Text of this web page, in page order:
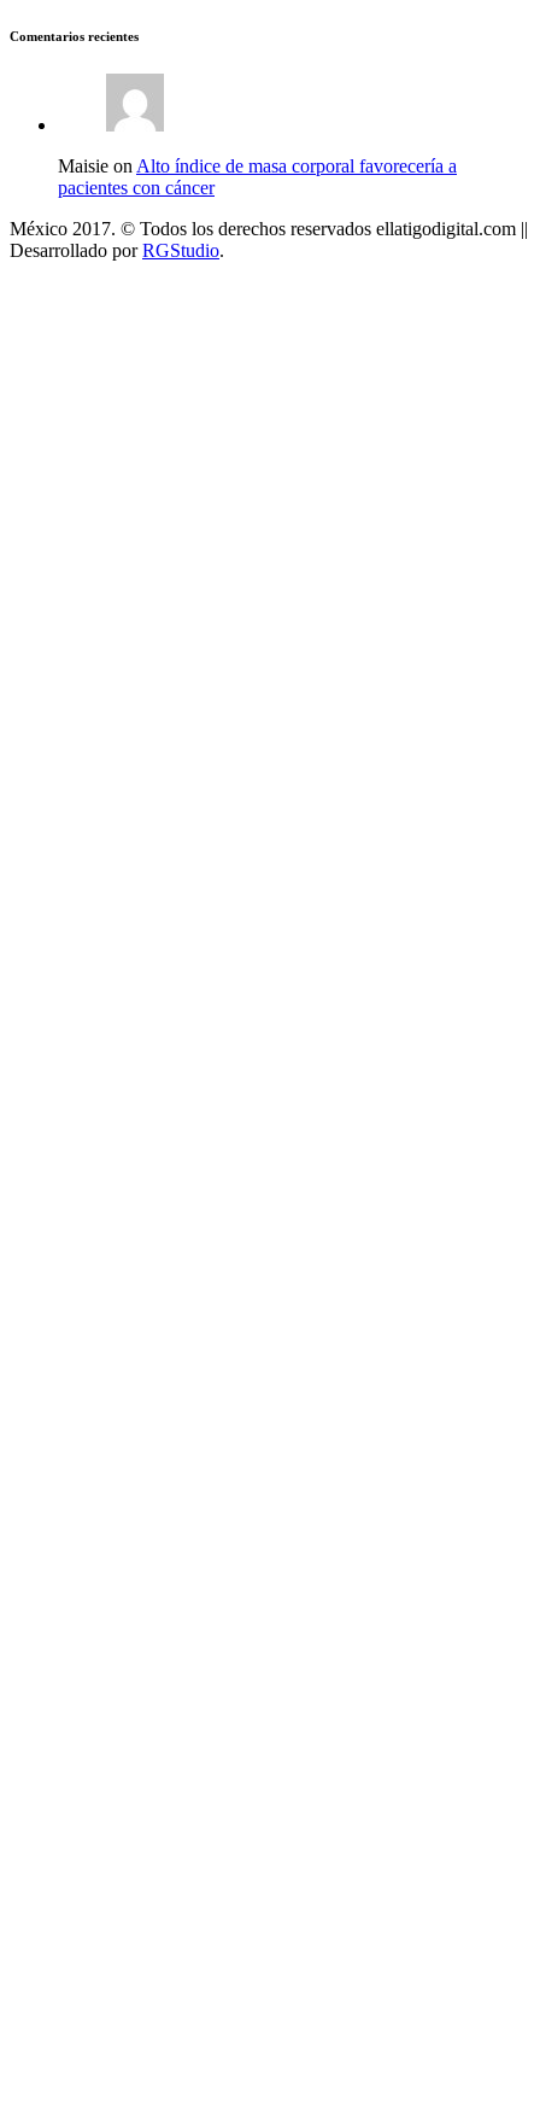
Comentarios recientes
Maisie on Alto índice de masa corporal favorecería a
pacientes con cáncer
México 2017. © Todos los derechos reservados ellatigodigital.com ||
Desarrollado porRGStudio.